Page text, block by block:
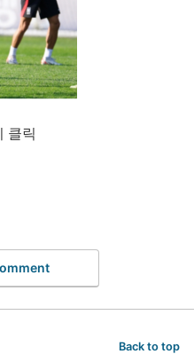
클릭
Back to top